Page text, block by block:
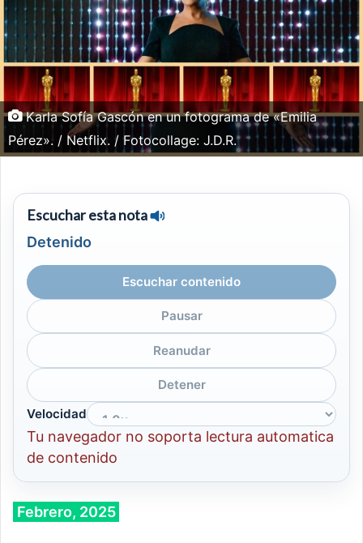
Karla Sofía Gascón en un fotograma de «Emilia
Pérez». / Netflix. / Fotocollage: J.D.R.
Escuchar esta nota
Detenido
Escuchar contenido
Pausar
Reanudar
Detener
Velocidad
Tu navegador no soporta lectura automatica
de contenido
Febrero, 2025